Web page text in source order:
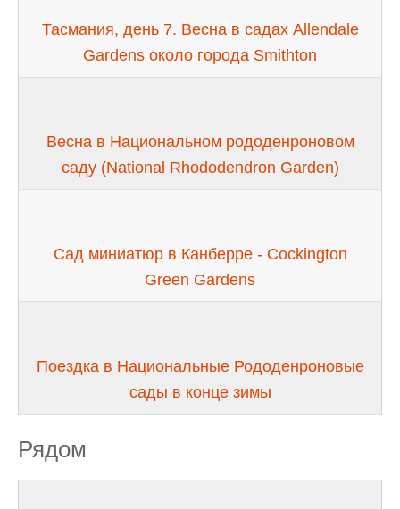
Тасмания, день 7. Весна в садах Allendale
Gardens около города Smithton
Весна в Национальном рододенроновом
саду (National Rhododendron Garden)
Сад миниатюр в Канберре - Cockington
Green Gardens
Поездка в Национальные Рододенроновые
сады в конце зимы
Рядом